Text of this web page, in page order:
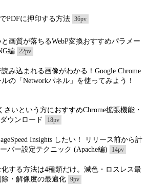
PDFに押印する方法 36pv
と画質が落ちるWebP変換おすすめパラメー
編 22pv
み込まれる画像がわかる！Google Chrome
の「Networkパネル」を使ってみよう！
さいという方におすすめChrome拡張機能・
ウンロード
18pv
Insights したい！ リリース前から計
バー設定テクニック (Apache編)
14pv
する方法は4種類だけ。減色・ロスレス最
・解像度の最適化 9pv